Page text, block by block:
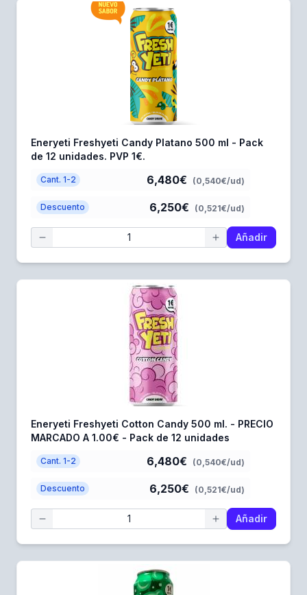
Eneryeti Freshyeti Candy Platano 500 ml - Pack
de 12 unidades. PVP 1€.
Cant. 1-2 6,480€ (0,540€/ud)
Descuento 6,250€ (0,521€/ud)
Añadir
Eneryeti Freshyeti Cotton Candy 500 ml. - PRECIO
MARCADO A 1.00€ - Pack de 12 unidades
Cant. 1-2 6,480€ (0,540€/ud)
Descuento 6,250€ (0,521€/ud)
Añadir